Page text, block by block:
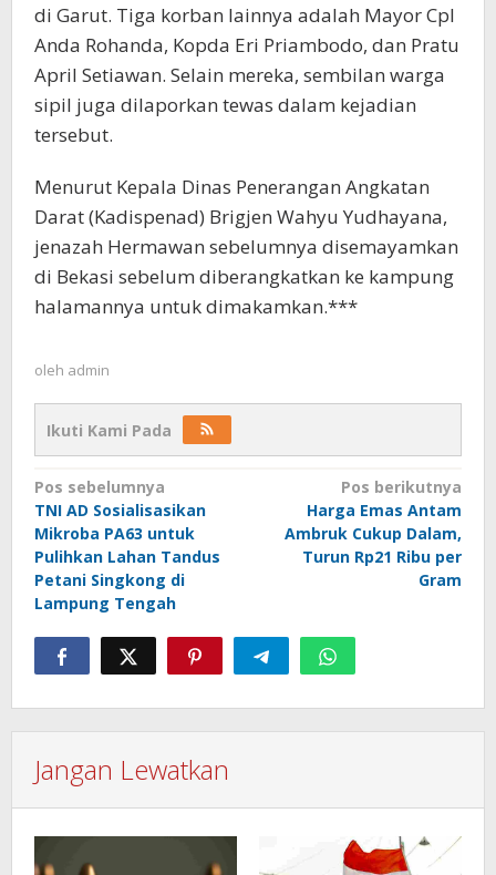
di Garut. Tiga korban lainnya adalah Mayor Cpl
Anda Rohanda, Kopda Eri Priambodo, dan Pratu
April Setiawan. Selain mereka, sembilan warga
sipil juga dilaporkan tewas dalam kejadian
tersebut.
Menurut Kepala Dinas Penerangan Angkatan
Darat (Kadispenad) Brigjen Wahyu Yudhayana,
jenazah Hermawan sebelumnya disemayamkan
di Bekasi sebelum diberangkatkan ke kampung
halamannya untuk dimakamkan.***
oleh admin
Ikuti Kami Pada
Navigasi
pos
Pos sebelumnya
TNI AD Sosialisasikan
Mikroba PA63 untuk
Pulihkan Lahan Tandus
Petani Singkong di
Lampung Tengah
Pos berikutnya
Harga Emas Antam
Ambruk Cukup Dalam,
Turun Rp21 Ribu per
Gram
Jangan Lewatkan